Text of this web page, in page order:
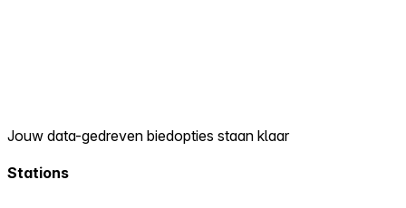
Jouw data-gedreven biedopties staan klaar
Stations